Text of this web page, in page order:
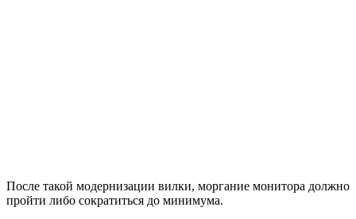
После такой модернизации вилки, моргание монитора должно
пройти либо сократиться до минимума.